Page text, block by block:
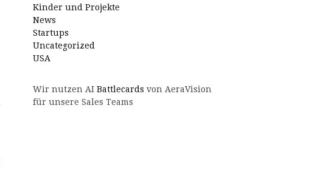
Kinder und Projekte
News
Startups
Uncategorized
USA
Wir nutzen AI Battlecards von AeraVision
für unsere Sales Teams